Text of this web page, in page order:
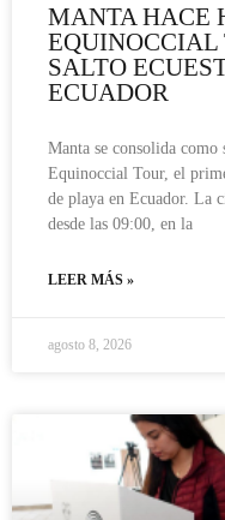
MANTA HACE
EQUINOCCIAL
SALTO
ECUADOR
Manta se consolida como
Equinoccial Tour, el
de playa en Ecuador. La
desde las 09:00, en la
LEER MÁS »
agosto 8, 2026